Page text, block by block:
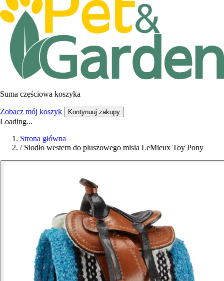
Suma częściowa koszyka
Zobacz mój koszyk Kontynuuj zakupy
Loading...
Strona główna
/ Siodło western do pluszowego misia LeMieux Toy Pony